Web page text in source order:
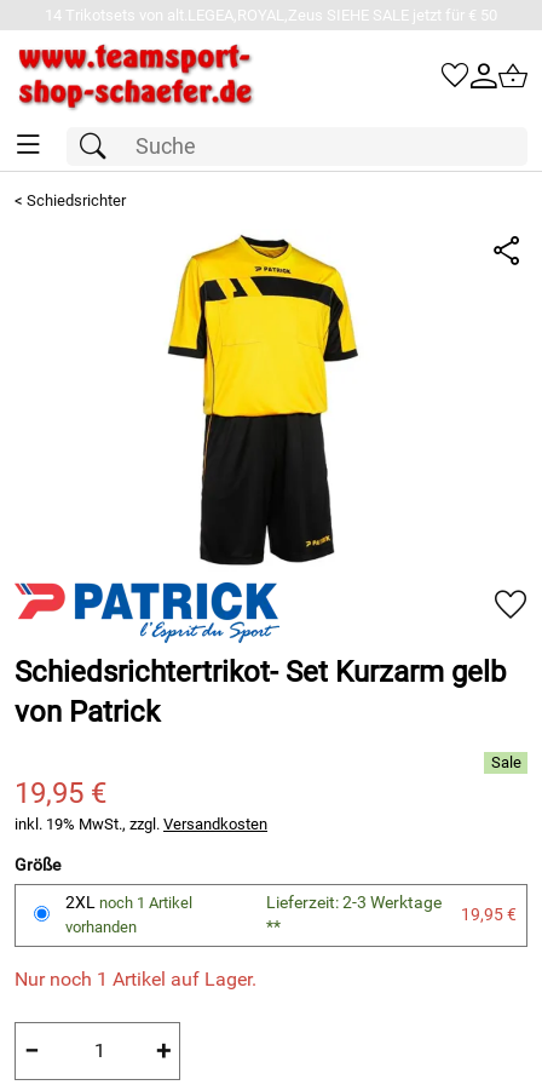
14 Trikotsets von alt.LEGEA,ROYAL,Zeus SIEHE SALE jetzt für € 50
< Schiedsrichter
Schiedsrichtertrikot- Set Kurzarm gelb
von Patrick
19,95 €
inkl. 19% MwSt., zzgl. Versandkosten
Größe
2XL noch 1 Artikel
vorhanden
Lieferzeit: 2-3 Werktage
**
19,95 €
Nur noch 1 Artikel auf Lager.
− +